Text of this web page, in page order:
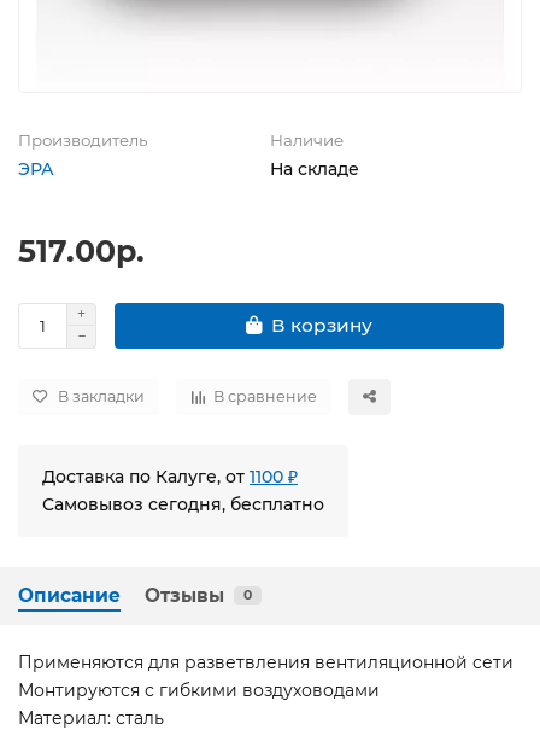
Производитель
ЭРА
Наличие
На складе
517.00р.
В корзину
В закладки В сравнение
Доставка по Калуге, от 1100 ₽
Самовывоз сегодня, бесплатно
Описание Отзывы 0
Применяются для разветвления вентиляционной сети
Монтируются с гибкими воздуховодами
Материал: сталь